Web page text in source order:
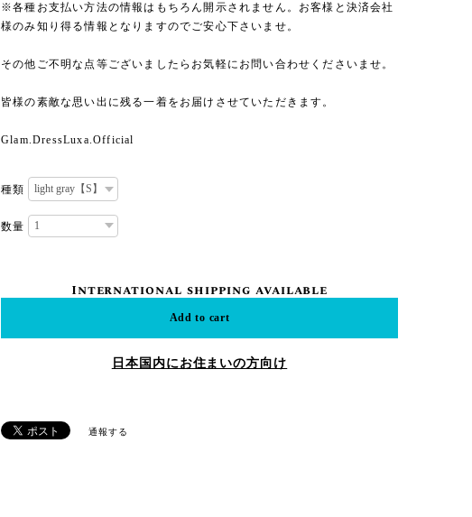
※各種お支払い方法の情報はもちろん開示されません。お客様と決済会社
様のみ知り得る情報となりますのでご安心下さいませ。
その他ご不明な点等ございましたらお気軽にお問い合わせくださいませ。
皆様の素敵な思い出に残る一着をお届けさせていただきます。
Glam.DressLuxa.Official
種類
数量
International shipping available
Add to cart
日本国内にお住まいの方向け
通報する